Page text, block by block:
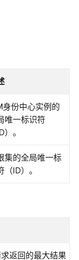
身份中心实例的
唯一标识符
）。
集的全局唯一标
（ID）。
返回的最大结果